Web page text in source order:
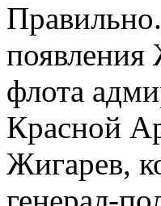
появления
флота
Красной
Жигарев,